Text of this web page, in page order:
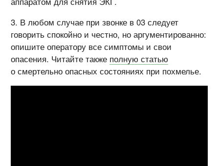
В любом случае при звонке в 03 следует
говорить спокойно и честно, но аргументированно:
опишите оператору все симптомы и свои
опасения. Читайте также полную статью
о смертельно опасных состояниях при похмелье.